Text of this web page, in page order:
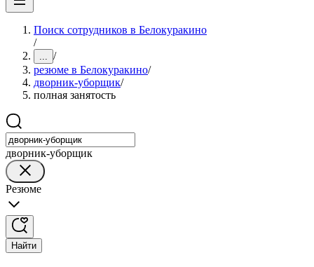
Поиск сотрудников в Белокуракино
/
... /
резюме в Белокуракино/
дворник-уборщик/
полная занятость
дворник-уборщик
Резюме
Найти